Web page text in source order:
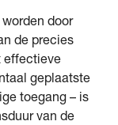
door
de precies
effectieve
geplaatste
toegang – is
van de